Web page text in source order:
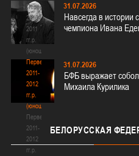
Первенство
2010-
2011
гг.р.
(юноши)
Первенство
2011-
2012
гг.р.
(юноши)
Первенство
2011-
2012
гг.р.
31.07.2026
Навсегда в истории
чемпиона Ивана
31.07.2026
БФБ выражает
Михаила Курилика
БЕЛОРУССКАЯ